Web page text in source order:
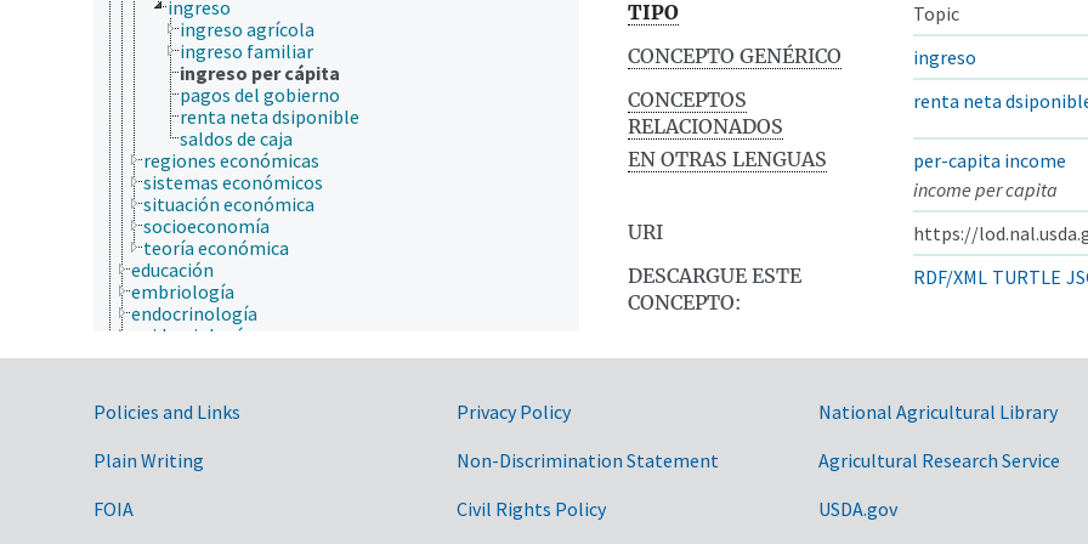
ingreso
ingreso agrícola
ingreso familiar
ingreso per cápita
pagos del gobierno
renta neta dsiponible
saldos de caja
regiones económicas
sistemas económicos
situación económica
socioeconomía
teoría económica
educación
embriología
endocrinología
epidemiología
especies químicas
física
fisiología
fotobiología
geografía
TIPO
Topic
CONCEPTO GENÉRICO
ingreso
CONCEPTOS
RELACIONADOS
renta neta
EN OTRAS LENGUAS
per-capita income
income per capita
URI
https://
DESCARGUE ESTE
CONCEPTO:
RDF/XML TURTLE
Government Links
Policies and Links
Plain Writing
FOIA
Privacy Policy
Non-Discrimination Statement
Civil Rights Policy
National Agricultural Library
Agricultural Research Service
USDA.gov